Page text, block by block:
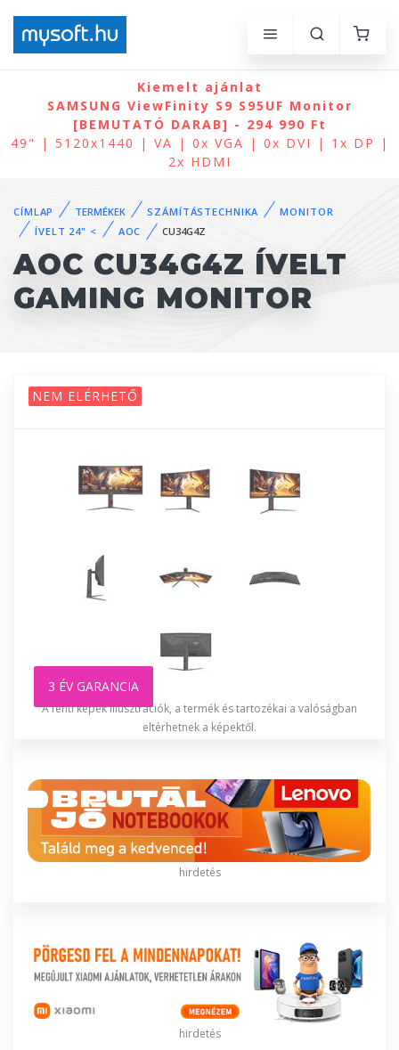
Kiemelt ajánlat
SAMSUNG ViewFinity S9 S95UF Monitor
[BEMUTATÓ DARAB] - 294 990 Ft
49" | 5120x1440 | VA | 0x VGA | 0x DVI | 1x DP |
2x HDMI
CÍMLAP TERMÉKEK SZÁMÍTÁSTECHNIKA
MONITOR
ÍVELT 24" <
AOC CU34G4Z
AOC CU34G4Z ÍVELT
GAMING MONITOR
NEM ELÉRHETŐ
3 ÉV GARANCIA
A fenti képek illusztrációk, a termék és tartozékai a valóságban
eltérhetnek a képektől.
hirdetés
hirdetés